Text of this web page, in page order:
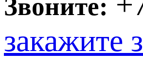
Звоните:
закажите